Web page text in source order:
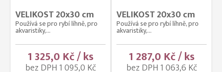
VELIKOST 20x30 cm
Používá se pro rybí líhně, pro
akvaristiky,...
1 325,0 Kč / ks
bez DPH 1 095,0 Kč
VELIKOST 20x30 cm
Používá se pro rybí líhně, pro
akvaristiky,...
1 287,0 Kč / ks
bez DPH 1 063,6 Kč